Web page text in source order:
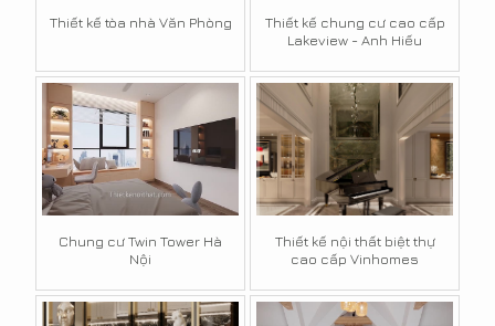
Thiết kế tòa nhà Văn Phòng
Thiết kế chung cư cao cấp
Lakeview - Anh Hiếu
Chung cư Twin Tower Hà
Nội
Thiết kế nội thất biệt thự
cao cấp Vinhomes